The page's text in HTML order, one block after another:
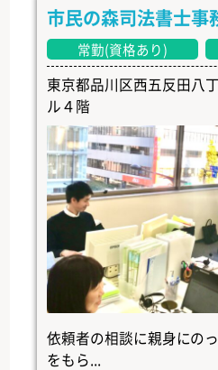
市民の森司法書士事
常勤(資格あり)
東京都品川区西五反田八
ル４階
依頼者の相談に親身にの
をもら...